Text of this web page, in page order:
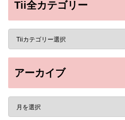
Tii全カテゴリー
アーカイブ